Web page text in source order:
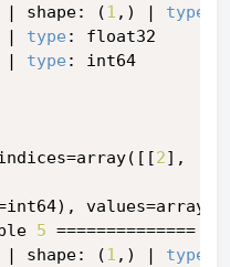
shape: (1 ,) | type
| type : float32
| type : int64
2],
values=array([
5 ==============
shape: (1 ,) | type